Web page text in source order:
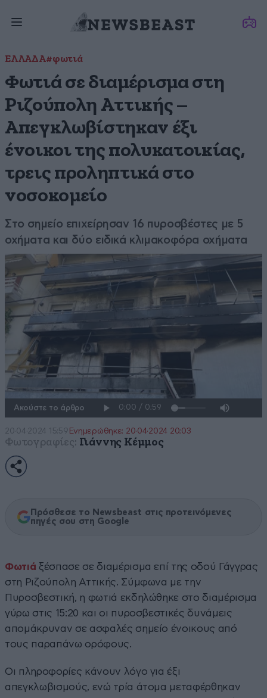
ΕΛΛΑΔΑ#φωτιά
Φωτιά σε διαμέρισμα στη
Ριζούπολη Αττικής –
Απεγκλωβίστηκαν έξι
ένοικοι της πολυκατοικίας,
τρεις προληπτικά στο
νοσοκομείο
Στο σημείο επιχείρησαν 16 πυροσβέστες με 5
οχήματα και δύο ειδικά κλιμακοφόρα οχήματα
Ακούστε το άρθρο
20·04·2024 15:59 Ενημερώθηκε: 20·04·2024 20:03
Φωτογραφίες: Γιάννης Κέμμος
Πρόσθεσε το Newsbeast στις προτεινόμενες
πηγές σου στη Google
Φωτιά ξέσπασε σε διαμέρισμα επί της οδού Γάγγρας
στη Ριζούπολη Αττικής. Σύμφωνα με την
Πυροσβεστική, η φωτιά εκδηλώθηκε στο διαμέρισμα
γύρω στις 15:20 και οι πυροσβεστικές δυνάμεις
απομάκρυναν σε ασφαλές σημείο ένοικους από
τους παραπάνω ορόφους.
Οι πληροφορίες κάνουν λόγο για έξι
απεγκλωβισμούς, ενώ τρία άτομα μεταφέρθηκαν